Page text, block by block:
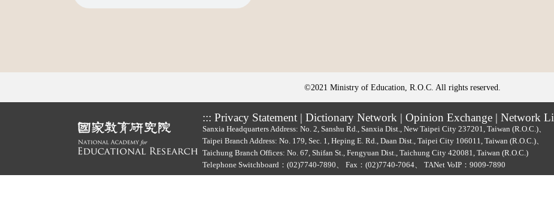
©2021 Ministry of Education, R.O.C. All rights reserved.
::: Privacy Statement | Dictionary Network | Opinion Exchange | Network
Sanxia Headquarters Address: No. 2, Sanshu Rd., Sanxia Dist., New Taipei City 237201, Taiwan (R.O.C.)、
Taipei Branch Address: No. 179, Sec. 1, Heping E. Rd., Daan Dist., Taipei City 106011, Taiwan (R.O.C.)、
Taichung Branch Offices: No. 67, Shifan St., Fengyuan Dist., Taichung City 420081, Taiwan (R.O.C.)
Telephone Switchboard： (02)7740-7890 Fax：(02)7740-7064、 TANet VoIP：9009-7890